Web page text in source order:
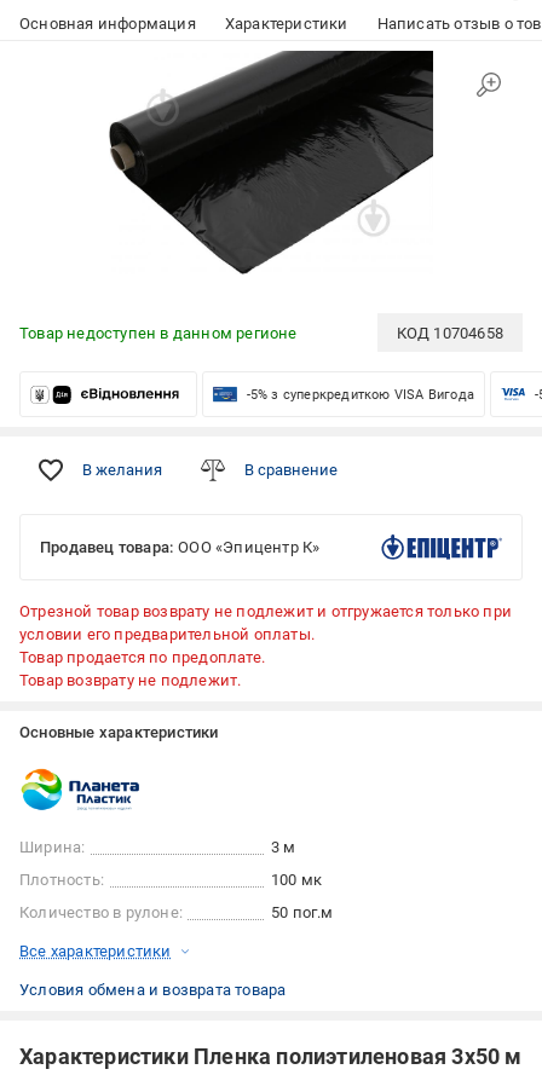
Основная информация Характеристики Написать отзыв о
Товар недоступен в данном регионе КОД 10704658
-5% з суперкредиткою VISA Вигода -
В желания В сравнение
Продавец товара: ООО «Эпицентр К»
Отрезной товар возврату не подлежит и отгружается только при
условии его предварительной оплаты.
Товар продается по предоплате.
Товар возврату не подлежит.
Основные характеристики
Ширина:
3 м
Плотность:
100 мк
Количество в рулоне:
50 пог.м
Все характеристики
Условия обмена и возврата товара
Характеристики Пленка полиэтиленовая 3x50 м